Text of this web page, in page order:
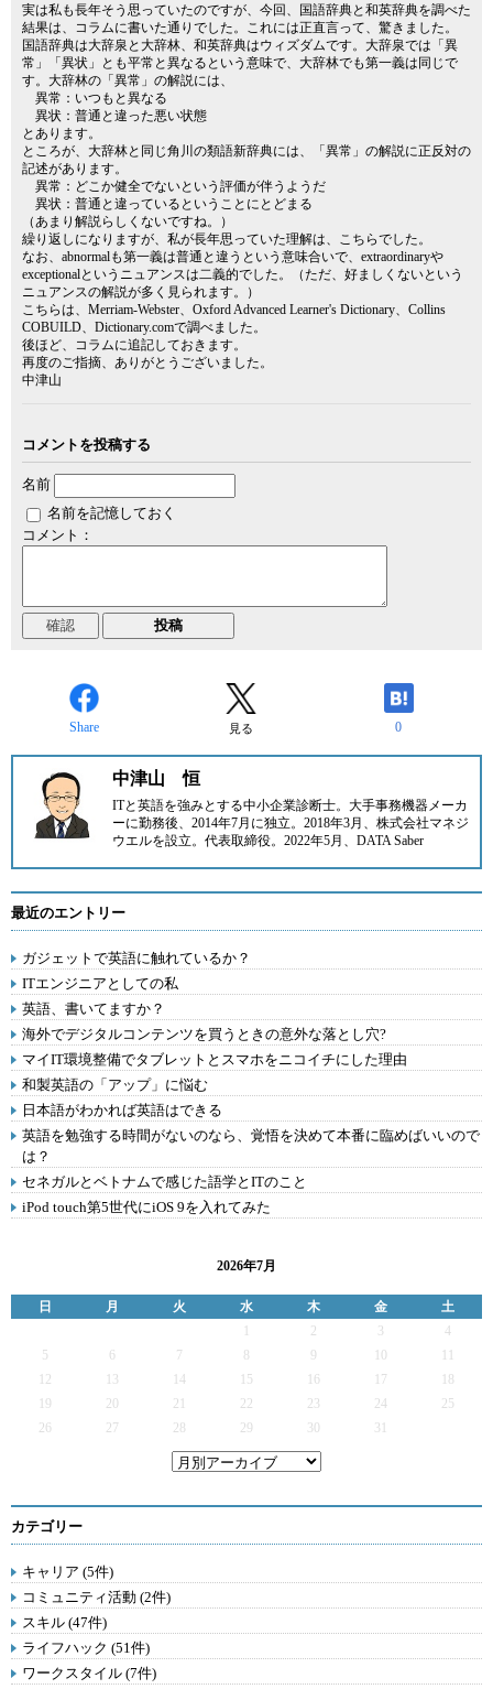
実は私も長年そう思っていたのですが、今回、国語辞典と和英辞典を調べた
結果は、コラムに書いた通りでした。これには正直言って、驚きました。
国語辞典は大辞泉と大辞林、和英辞典はウィズダムです。大辞泉では「異
常」「異状」とも平常と異なるという意味で、大辞林でも第一義は同じで
す。大辞林の「異常」の解説には、
異常：いつもと異なる
異状：普通と違った悪い状態
とあります。
ところが、大辞林と同じ角川の類語新辞典には、「異常」の解説に正反対の
記述があります。
異常：どこか健全でないという評価が伴うようだ
異状：普通と違っているということにとどまる
（あまり解説らしくないですね。）
繰り返しになりますが、私が長年思っていた理解は、こちらでした。
なお、abnormalも第一義は普通と違うという意味合いで、extraordinaryや
exceptionalというニュアンスは二義的でした。（ただ、好ましくないという
ニュアンスの解説が多く見られます。）
こちらは、Merriam-Webster、Oxford Advanced Learner's Dictionary、Collins
COBUILD、Dictionary.comで調べました。
後ほど、コラムに追記しておきます。
再度のご指摘、ありがとうございました。
中津山
コメントを投稿する
名前
名前を記憶しておく
コメント：
Share 見る 0
中津山 恒
ITと英語を強みとする中小企業診断士。大手事務機器メーカ
ーに勤務後、2014年7月に独立。2018年3月、 株式会社マネジ
ウエルを設立。代表取締役。2022年5月、 DATA Saber
最近のエントリー
ガジェットで英語に触れているか？
ITエンジニアとしての私
英語、書いてますか？
海外でデジタルコンテンツを買うときの意外な落とし穴?
マイIT環境整備でタブレットとスマホをニコイチにした理由
和製英語の「アップ」に悩む
日本語がわかれば英語はできる
英語を勉強する時間がないのなら、覚悟を決めて本番に臨めばいいので
は？
セネガルとベトナムで感じた語学とITのこと
iPod touch第5世代にiOS 9を入れてみた
2026年7月
日 月 火 水 木 金
土
2 3
4
5
6 7 9
12
13 14 15 16 17
19
20 21 22 23 24
25
26
27 28 29 30 31
カテゴリー
キャリア (5件)
コミュニティ活動 (2件)
スキル (47件)
ライフハック (51件)
ワークスタイル (7件)